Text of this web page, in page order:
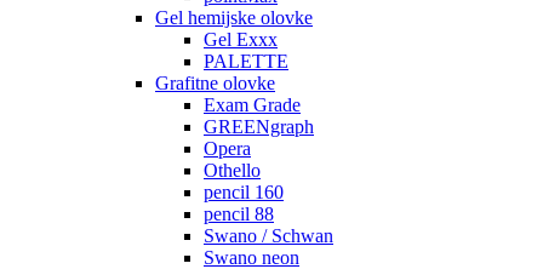
Gel hemijske olovke
Gel Exxx
PALETTE
Grafitne olovke
Exam Grade
GREENgraph
Opera
Othello
pencil 160
pencil 88
Swano / Schwan
Swano neon